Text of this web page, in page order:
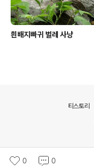
흰배지빠귀 벌레 사냥
0 0
티스토리